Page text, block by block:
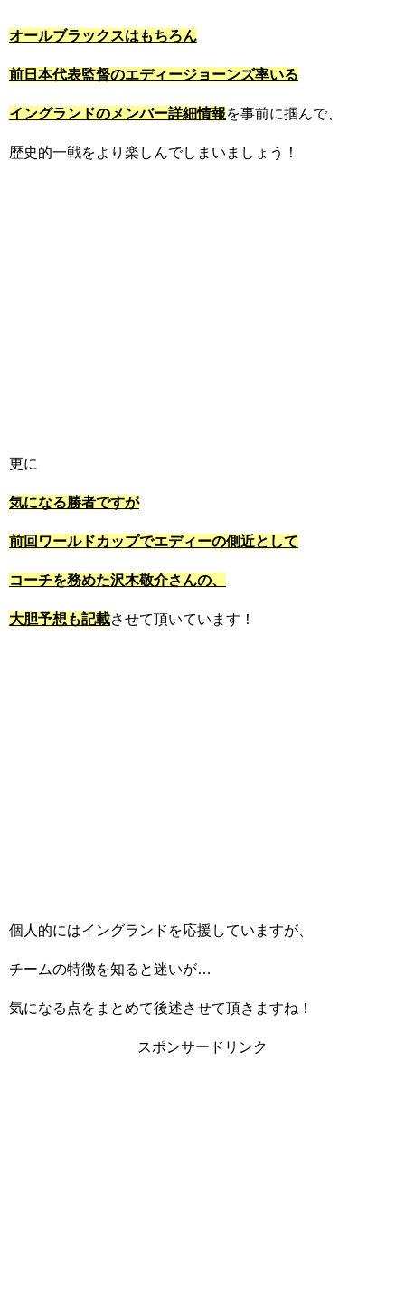
オールブラックスはもちろん
前日本代表監督のエディージョーンズ率いる
イングランドのメンバー詳細情報を事前に掴んで、
歴史的一戦をより楽しんでしまいましょう！
更に
気になる勝者ですが
前回ワールドカップでエディーの側近として
コーチを務めた沢木敬介さんの、
大胆予想も記載させて頂いています！
個人的にはイングランドを応援していますが、
チームの特徴を知ると迷いが…
気になる点をまとめて後述させて頂きますね！
スポンサードリンク